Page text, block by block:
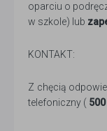
oparciu o
w szkole) lub
KONTAKT:
Z chęcią
telefoniczny (